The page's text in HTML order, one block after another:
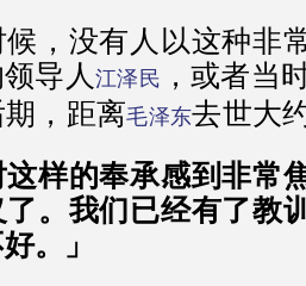
，没有人以这种非
导人 江泽民 ，或者当
，距离毛泽东去世大
样的奉承感到非常
。我们已经有了教
。」